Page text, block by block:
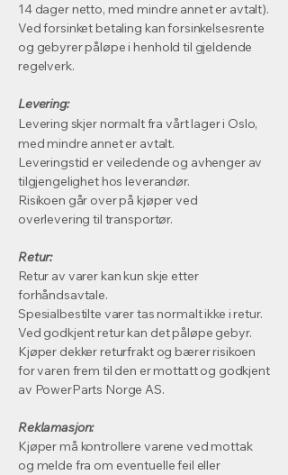
14 dager netto, med mindre annet er avtalt).
Ved forsinket betaling kan forsinkelsesrente
og gebyrer påløpe i henhold til gjeldende
regelverk.
Levering:
Levering skjer normalt fra vårt lager i Oslo,
med mindre annet er avtalt.
Leveringstid er veiledende og avhenger av
tilgjengelighet hos leverandør.
Risikoen går over på kjøper ved
overlevering til transportør.
Retur:
Retur av varer kan kun skje etter
forhåndsavtale.
Spesialbestilte varer tas normalt ikke i retur.
Ved godkjent retur kan det påløpe gebyr.
Kjøper dekker returfrakt og bærer risikoen
for varen frem til den er mottatt og godkjent
av PowerParts Norge AS.
Reklamasjon:
Kjøper må kontrollere varene ved mottak
og melde fra om eventuelle feil eller